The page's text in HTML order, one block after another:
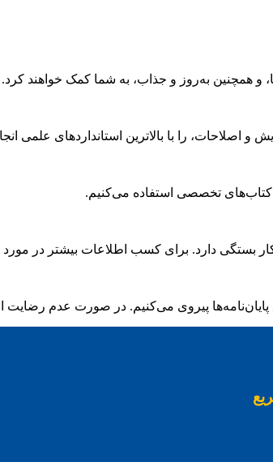
و همچنین به‌روز و جذاب، به شما کمک خواهند کرد.
اصلاحات، را با بالاترین استانداردهای علمی
و کتاب‌های تخصصی استفاده می‌کنیم.
بستگی دارد. برای کسب اطلاعات بیشتر در
پایان‌نامه‌ها پیروی می‌کنیم. در صورت عدم